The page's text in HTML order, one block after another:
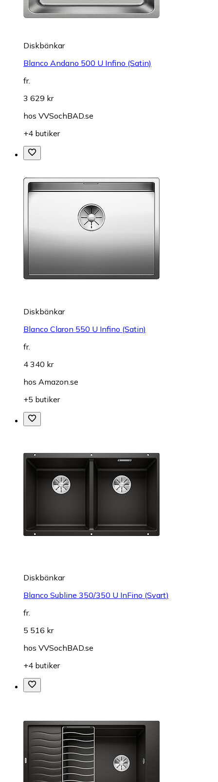
Diskbänkar
Blanco Andano 500 U Infino (Satin)
fr.
3 629 kr
hos VVSochBAD.se
+4 butiker
Diskbänkar
Blanco Claron 550 U Infino (Satin)
fr.
4 340 kr
hos Amazon.se
+5 butiker
Diskbänkar
Blanco Subline 350/350 U InFino (Svart)
fr.
5 516 kr
hos VVSochBAD.se
+4 butiker